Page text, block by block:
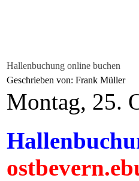
Hallenbuchung online buchen
Geschrieben von: Frank Müller
Montag, 25.